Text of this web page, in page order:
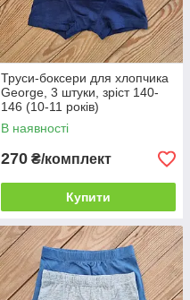
Труси-боксери для хлопчика
George, 3 штуки, зріст 140-
146 (10-11 років)
В наявності
270 ₴/комплект
Купити